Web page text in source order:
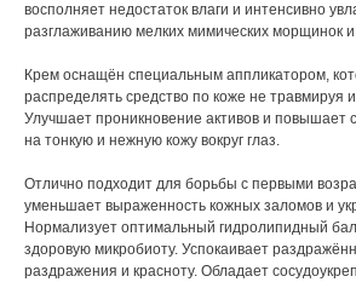
восполняет недостаток влаги и интенсивно
разглаживанию мелких мимических морщинок и
Крем оснащён специальным аппликатором,
распределять средство по коже не травмируя
Улучшает проникновение активов и повышает
на тонкую и нежную кожу вокруг глаз.
Отлично подходит для борьбы с первыми
уменьшает выраженность кожных заломов и
Нормализует оптимальный гидролипидный
здоровую микробиоту. Успокаивает
раздражения и красноту. Обладает